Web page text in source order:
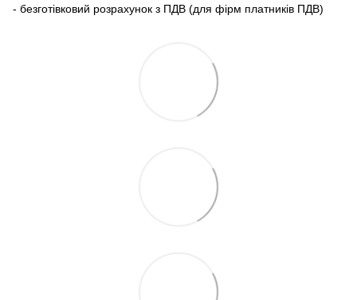
- безготівковий розрахунок з ПДВ (для фірм платників ПДВ)